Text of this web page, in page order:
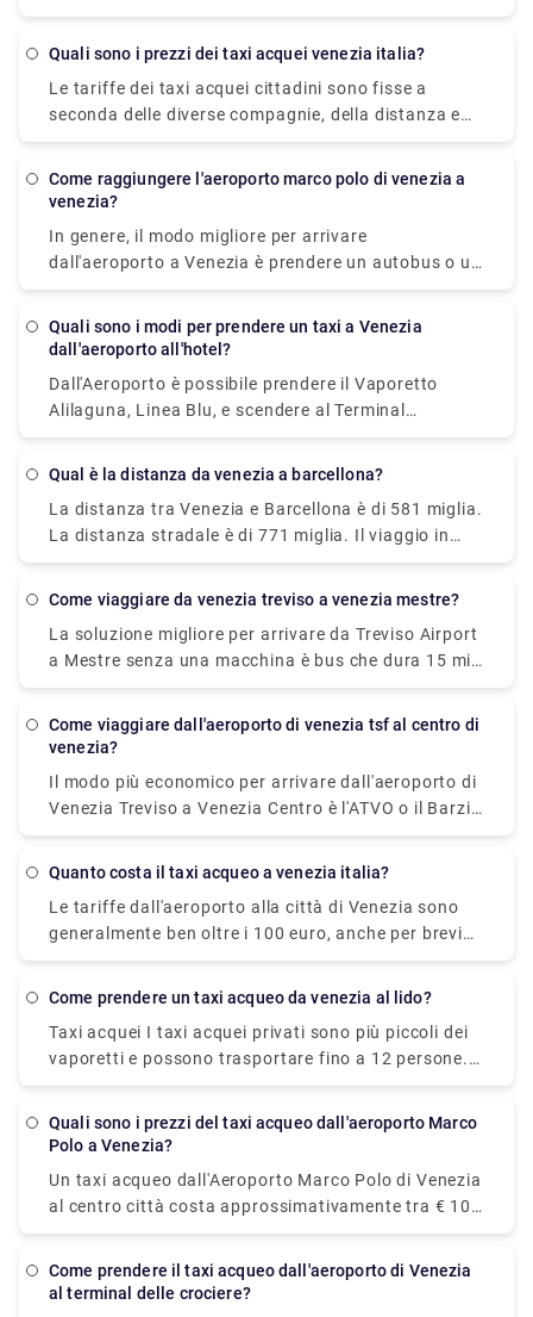
mail di conferma dell'ordine al negozio UO più
UO possono essere restituiti in qualsiasi negozio
UO. Trova un negozio vicino a te per controllare gli
orari del negozio e le informazioni sull'indirizzo.
Porta il tuo articolo e la ricevuta al negozio per la
restituzione.
quali sono i prezzi dei taxi acquei venezia italia?
Le tariffe dei taxi acquei cittadini sono fisse a
seconda delle diverse compagnie, della distanza e
del numero di persone. Un taxi acqueo
costa approssimativamente tra € 105 (US$ 118,50)
come raggiungere l'aeroporto marco polo di venezia a
venezia?
In genere, il modo migliore per arrivare
dall'aeroporto a Venezia è prendere un autobus o un
taxi dall'aeroporto fino a Piazzale Roma e poi salire
Alilaguna direttamente dall'aeroporto e scendere al
quali sono i modi per prendere un taxi a Venezia
dall'aeroporto all'hotel?
Dall'Aeroporto è possibile prendere il Vaporetto
Alilaguna, Linea Blu, e scendere al Terminal
Traghetti Zattere. Questo dovrebbe metterti molto
circa 90 minuti. Un'altra opzione sarebbe quella di
prendere l'autobus o un taxi dall'aeroporto a
Piazzale Roma.
qual è la distanza da venezia a barcellona?
La distanza tra Venezia e Barcellona è di 581 miglia.
La distanza stradale è di 771 miglia. Il viaggio in
treno da Venezia a Barcellona dura circa 14 ore e 2
come viaggiare da venezia treviso a venezia mestre?
La soluzione migliore per arrivare da Treviso Airport
a Mestre senza una macchina è bus che dura 15 min
e costa €8 - €13. Quanto tempo ci vuole per andare
BNL Bank impiega 15 min compresi i trasferimenti e
come viaggiare dall'aeroporto di venezia tsf al centro di
venezia?
Il modo più economico per arrivare dall'aeroporto di
Venezia Treviso a Venezia Centro è l'ATVO o il Barzi
Shuttle. Il viaggio dura circa 45 minuti e costa €
euro, tuttavia è incredibilmente conveniente
impiegando circa 30 minuti e può ospitare fino a
quattro passeggeri.
quanto costa il taxi acqueo a venezia italia?
Le tariffe dall'aeroporto alla città di Venezia sono
generalmente ben oltre i 100 euro, anche per brevi
distanze all'interno di Venezia bisogna pagare
notevolmente negli ultimi anni. C'è anche un
supplemento notturno, in genere circa 20 euro.
come prendere un taxi acqueo da venezia al lido?
Taxi acquei I taxi acquei privati sono più piccoli dei
vaporetti e possono trasportare fino a 12 persone.
Sono più veloci, decisamente più glamour, ma più
raggiungere il Lido e costano circa 100 euro.
quali sono i prezzi del taxi acqueo dall'aeroporto Marco
Polo a Venezia?
Un taxi acqueo dall'Aeroporto Marco Polo di Venezia
al centro città costa approssimativamente tra € 105
(US$ 118,50) e € 135 ( US$ 152,40). Il prezzo dalla
Piazzale Roma al centro città è compreso tra € 65
come prendere il taxi acqueo dall'aeroporto di Venezia
al terminal delle crociere?